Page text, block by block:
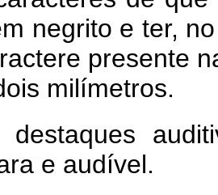
negrito e ter,
presente
milímetros.
e audível.